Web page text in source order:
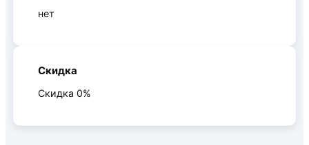
нет
Скидка
Скидка 0%